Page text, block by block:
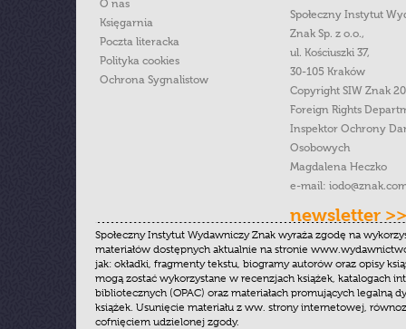
O nas
Księgarnia
Poczta literacka
Polityka cookies
Ochrona Sygnalistow
Społeczny Instytut
Znak Sp. z o.o.,
ul. Kościuszki 37,
30-105 Kraków
Copyright SIW Znak
Foreign Rights
Inspektor Ochrony
Osobowych
Magdalena Heczko
e-mail:
newsletter >>
Społeczny Instytut Wydawniczy Znak wyraża zgodę na
materiałów dostępnych aktualnie na stronie
jak: okładki, fragmenty tekstu, biogramy autorów oraz opisy
mogą zostać wykorzystane w recenzjach książek, katalogach
bibliotecznych (OPAC) oraz materiałach promujących legalną
książek. Usunięcie materiału z ww. strony internetowej,
cofnięciem udzielonej zgody.